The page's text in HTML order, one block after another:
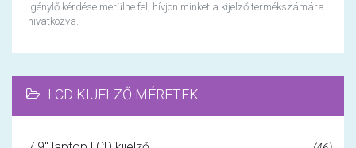
igénylő kérdése merülne fel, hívjon minket a kijelző termékszámára
hivatkozva.
LCD KIJELZŐ MÉRETEK